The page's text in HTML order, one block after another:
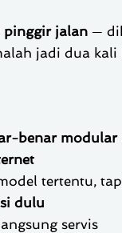
pinggir jalan —
jadi dua
benar modular
tertentu,
dulu
servis